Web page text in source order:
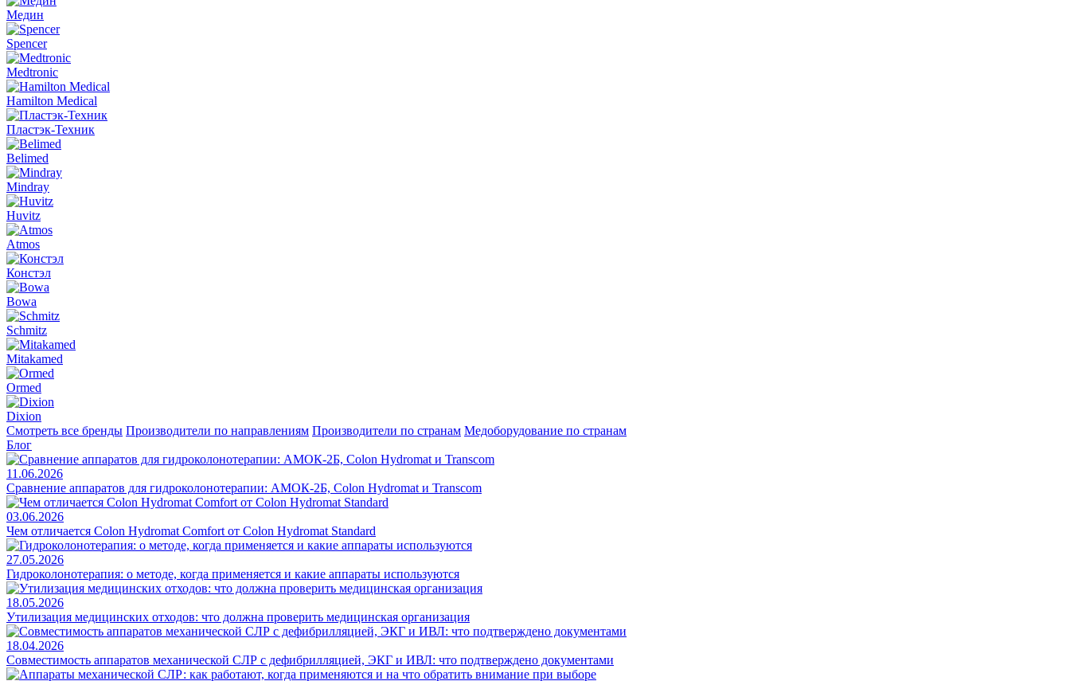
Медин
Spencer
Medtronic
Hamilton Medical
Пластэк-Техник
Belimed
Mindray
Huvitz
Atmos
Констэл
Bowa
Schmitz
Mitakamed
Ormed
Dixion
Смотреть все бренды Производители по направлениям Производители по странам Медоборудование по странам
Блог
11.06.2026
Сравнение аппаратов для гидроколонотерапии: АМОК-2Б, Colon Hydromat и Transcom
03.06.2026
Чем отличается Colon Hydromat Comfort от Colon Hydromat Standard
27.05.2026
Гидроколонотерапия: о методе, когда применяется и какие аппараты используются
18.05.2026
Утилизация медицинских отходов: что должна проверить медицинская организация
18.04.2026
Совместимость аппаратов механической СЛР с дефибрилляцией, ЭКГ и ИВЛ: что подтверждено документами